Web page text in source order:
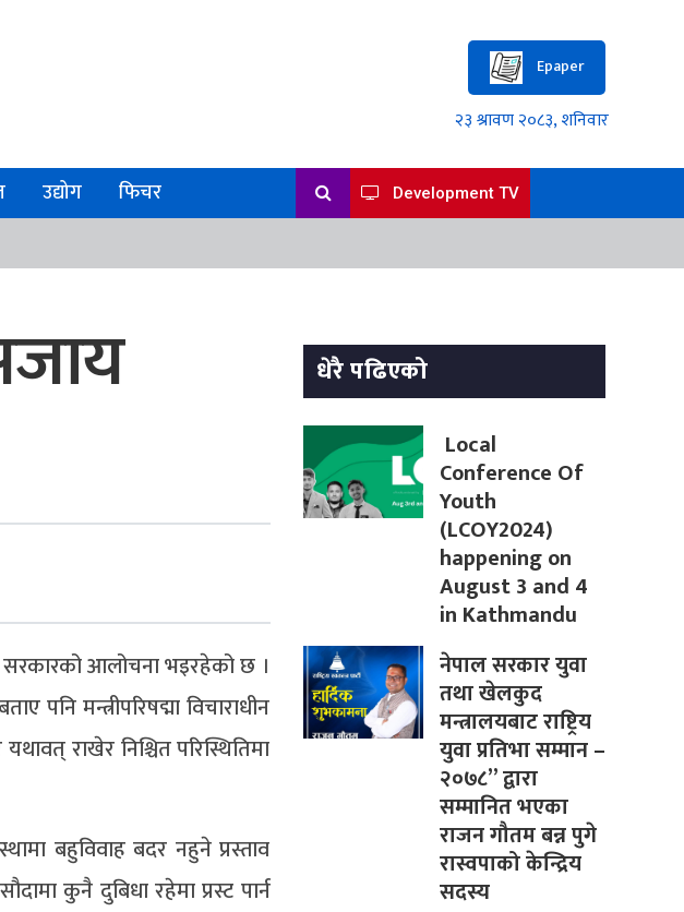
Epaper
उद्योग
फिचर
Development TV
सरकारको आलोचना भइरहेको छ ।
मन्त्रीपरिषद्मा विचाराधीन
राखेर निश्चित परिस्थितिमा
बहुविवाह बदर नहुने प्रस्ताव
कुनै दुबिधा रहेमा प्रस्ट पार्न
धेरै पढिएको
Local
Conference Of
Youth
(LCOY2024)
happening on
August 3 and 4
in Kathmandu
नेपाल सरकार युवा
तथा खेलकुद
मन्त्रालयबाट राष्ट्रिय
युवा प्रतिभा सम्मान –
२०७८” द्वारा
सम्मानित भएका
राजन गौतम बन्न पुगे
रास्वपाको केन्द्रिय
सदस्य